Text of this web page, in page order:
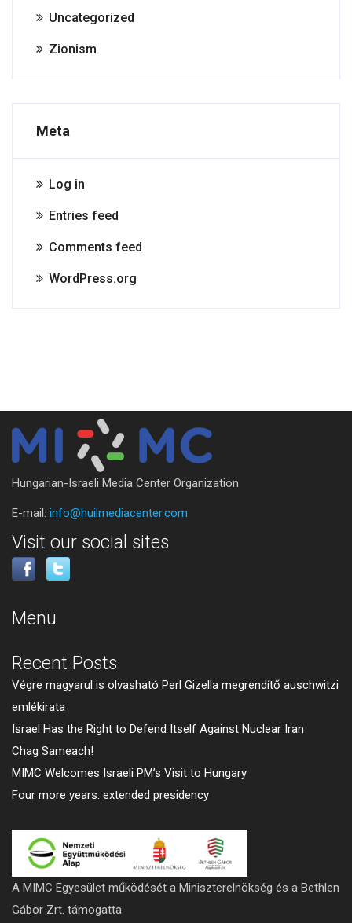
Uncategorized
Zionism
Meta
Log in
Entries feed
Comments feed
WordPress.org
Hungarian-Israeli Media Center Organization
E-mail: info@huilmediacenter.com
Visit our social sites
Menu
Recent Posts
Végre magyarul is olvasható Perl Gizella megrendítő auschwitzi
emlékirata
Israel Has the Right to Defend Itself Against Nuclear Iran
Chag Sameach!
MIMC Welcomes Israeli PM’s Visit to Hungary
Four more years: extended presidency
A MIMC Egyesület működését a Miniszterelnökség és a Bethlen
Gábor Zrt. támogatta